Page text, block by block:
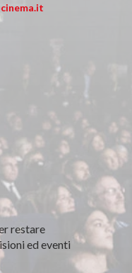
restare
ed eventi